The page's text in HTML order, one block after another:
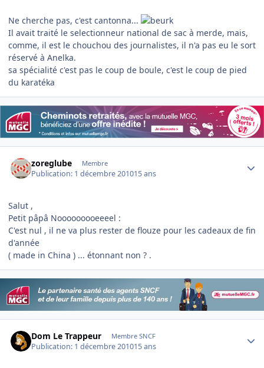
Ne cherche pas, c'est cantonna...
Il avait traité le selectionneur national de sac à merde, mais,
comme, il est le chouchou des journalistes, il n'a pas eu le sort
réservé à Anelka.
sa spécialité c'est pas le coup de boule, c'est le coup de pied
du karatéka
zoreglube Membre
Publication: 1 décembre 201015 ans
Salut ,
Petit pâpâ Nooooooooeeeel :
C'est nul , il ne va plus rester de flouze pour les cadeaux de fin
d'année
( made in China ) ... étonnant non ? .
Dom Le Trappeur Membre SNCF
Publication: 1 décembre 201015 ans